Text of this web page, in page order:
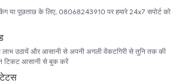
या पूछताछ के लिए, 08068243910 पर हमारे 24x7 सपोर्ट को
लाभ उठायें और आसानी से अपनी अगली वेंकटगिरी से तुनि तक की
टिकट आसानी से बुक करें